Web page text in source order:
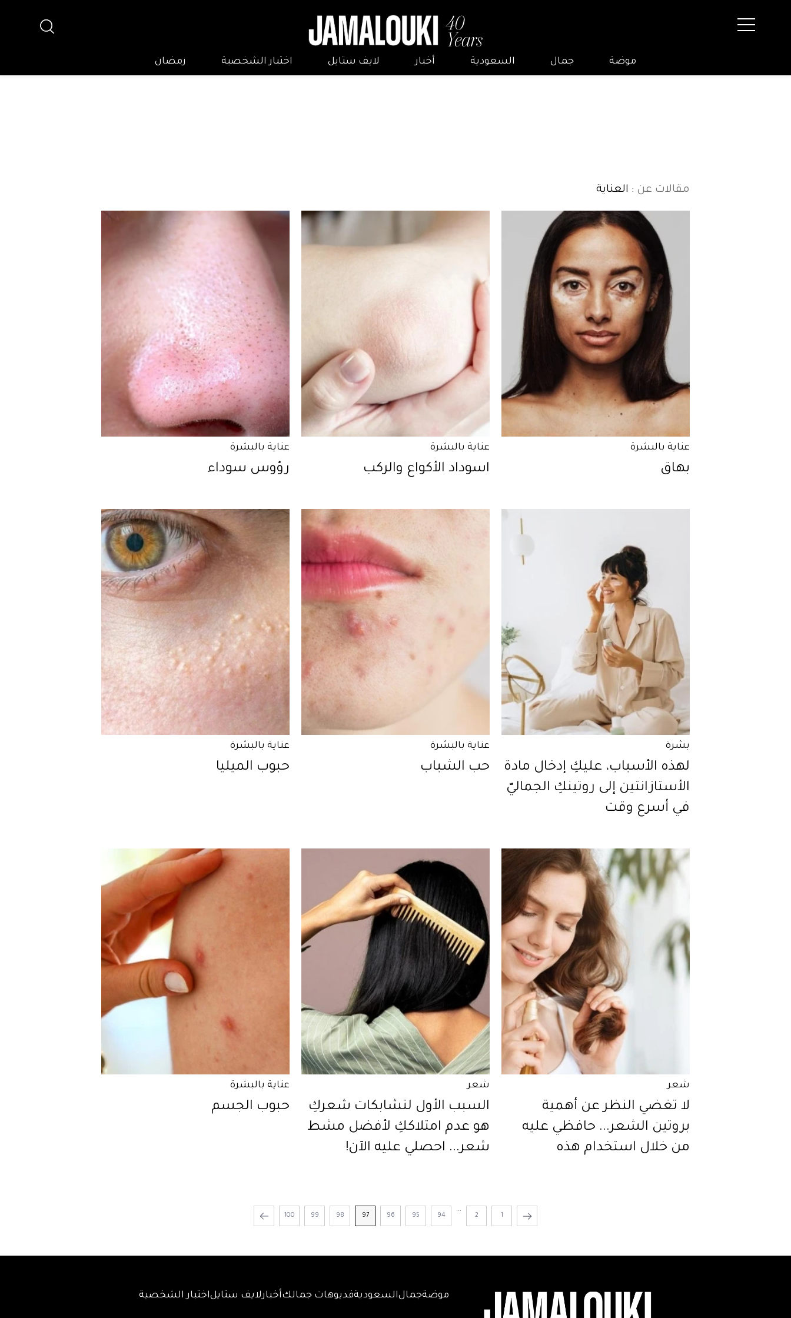
موضة جمال السعودية أخبار لايف ستايل اختبار الشخصية رمضان
مقالات عن : العناية
عناية بالبشرة
بهاق
عناية بالبشرة
اسوداد الأكواع والركب
عناية بالبشرة
رؤوس سوداء
بشرة
لهذه الأسباب، عليكِ إدخال مادة
الأستازانتين إلى روتينكِ الجماليّ
في أسرع وقت
عناية بالبشرة
حب الشباب
عناية بالبشرة
حبوب الميليا
شعر
لا تغضي النظر عن أهمية
بروتين الشعر... حافظي عليه
من خلال استخدام هذه
شعر
السبب الأول لتشابكات شعركِ
هو عدم امتلاككِ لأفضل مشط
شعر... احصلي عليه الآن!
عناية بالبشرة
حبوب الجسم
1
2
...
94
95
96
97
98
99
100
موضةجمالالسعوديةفديوهات جمالكأخبارلايف ستايلاختبار الشخصية